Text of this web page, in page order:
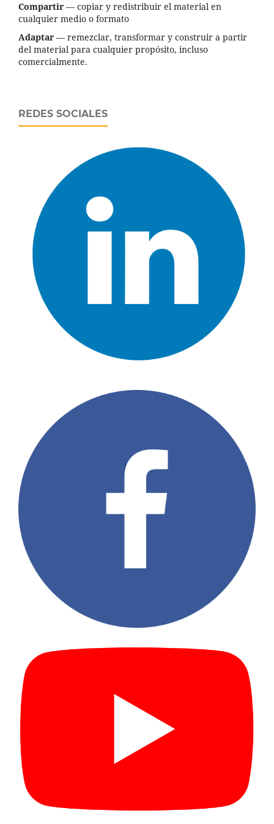
Compartir — copiar y redistribuir el material en
cualquier medio o formato
Adaptar — remezclar, transformar y construir a partir
del material para cualquier propósito, incluso
comercialmente.
REDES SOCIALES